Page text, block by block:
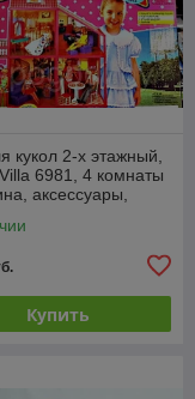
кукол 2-х этажный,
6981, 4 комнаты
аксессуары,
Купить